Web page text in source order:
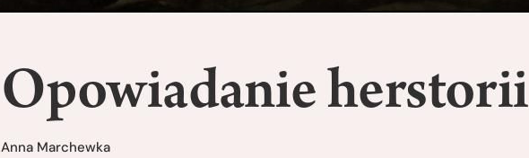
Opowiadanie herstorii
Anna Marchewka